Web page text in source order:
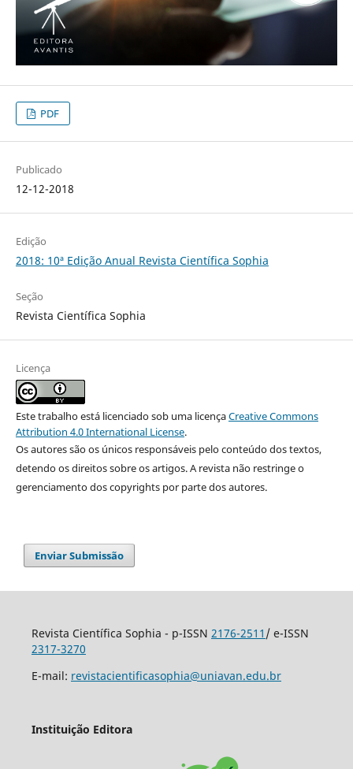
PDF
Publicado
12-12-2018
Edição
2018: 10ª Edição Anual Revista Científica Sophia
Seção
Revista Científica Sophia
Licença
Este trabalho está licenciado sob uma licençaCreative Commons
Attribution 4.0 International License.
Os autores são os únicos responsáveis pelo conteúdo dos textos,
detendo os direitos sobre os artigos. A revista não restringe o
gerenciamento dos copyrights por parte dos autores.
Enviar Submissão
Revista Científica Sophia - p-ISSN 2176-2511 / e-ISSN
2317-3270
E-mail: revistacientificasophia@uniavan.edu.br
Instituição Editora